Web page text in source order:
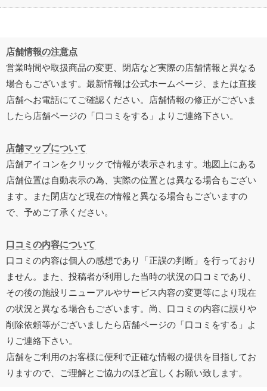
店舗情報の注意点
営業時間や取扱商品の変更、閉店など実際の店舗情報と異なる
場合もございます。最新情報は公式ホームページ、または直接
店舗へお電話にてご確認ください。店舗情報の修正がございま
したら店舗ページの「口コミをする」よりご連絡下さい。
店舗マップについて
店舗アイコンをクリックで情報が表示されます。地図上にある
店舗位置は自動表示の為、実際の位置とは異なる場合もござい
ます。また閉店など現在の情報と異なる場合もございますの
で、予めご了承ください。
口コミの内容について
口コミの内容は個人の感想であり「正誤の判断」を行っており
ません。また、投稿者が利用した当時の状況の口コミであり、
その後の施設リニューアルやサービス内容の変更等により現在
の状況と異なる場合もございます。尚、口コミの内容に誤りや
削除依頼等がございましたら店舗ページの「口コミをする」よ
りご連絡下さい。
店舗をご利用のお客様に便利で正確な情報の提供を目指してお
りますので、ご理解とご協力のほど宜しくお願い致します。